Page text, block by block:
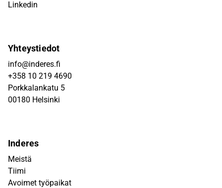
Linkedin
Yhteystiedot
info@inderes.fi
+358 10 219 4690
Porkkalankatu 5
00180 Helsinki
Inderes
Meistä
Tiimi
Avoimet työpaikat